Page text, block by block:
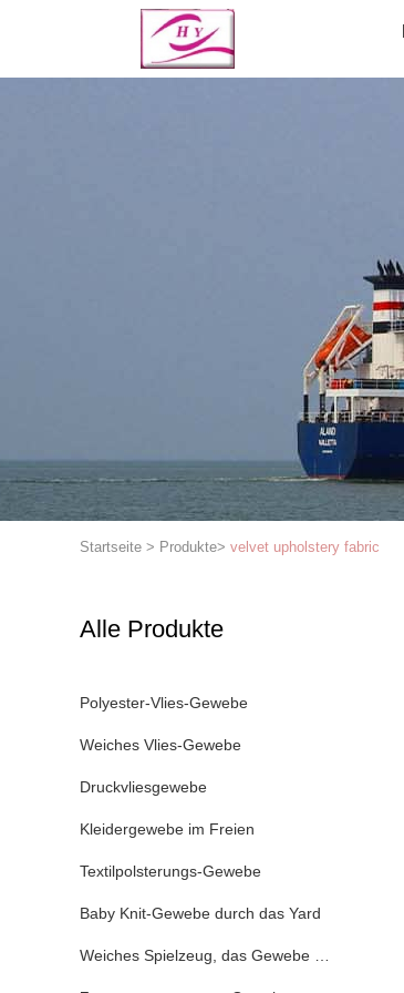
Startseite > Produkte> velvet upholstery fabric
Alle Produkte
Polyester-Vlies-Gewebe
Weiches Vlies-Gewebe
Druckvliesgewebe
Kleidergewebe im Freien
Textilpolsterungs-Gewebe
Baby Knit-Gewebe durch das Yard
Weiches Spielzeug, das Gewebe macht